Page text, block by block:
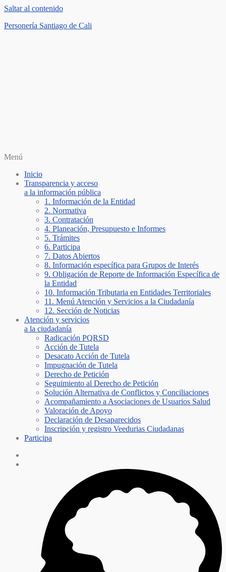
Saltar al contenido
Personería Santiago de Cali
Menú
Inicio
Transparencia y acceso
a la información pública
1. Información de la Entidad
2. Normativa
3. Contratación
4. Planeación, Presupuesto e Informes
5. Trámites
6. Participa
7. Datos Abiertos
8. Información específica para Grupos de Interés
9. Obligación de Reporte de Información Específica de
la Entidad
10. Información Tributaria en Entidades Territoriales
11. Menú Atención y Servicios a la Ciudadanía
12. Sección de Noticias
Atención y servicios
a la ciudadanía
Radicación PQRSD
Acción de Tutela
Desacato Acción de Tutela
Impugnación de Tutela
Derecho de Petición
Seguimiento al Derecho de Petición
Solución Alternativa de Conflictos y Conciliaciones
Acompañamiento a Asociaciones de Usuarios Salud
Valoración de Apoyo
Declaración de Desaparecidos
Inscripción y registro Veedurias Ciudadanas
Participa